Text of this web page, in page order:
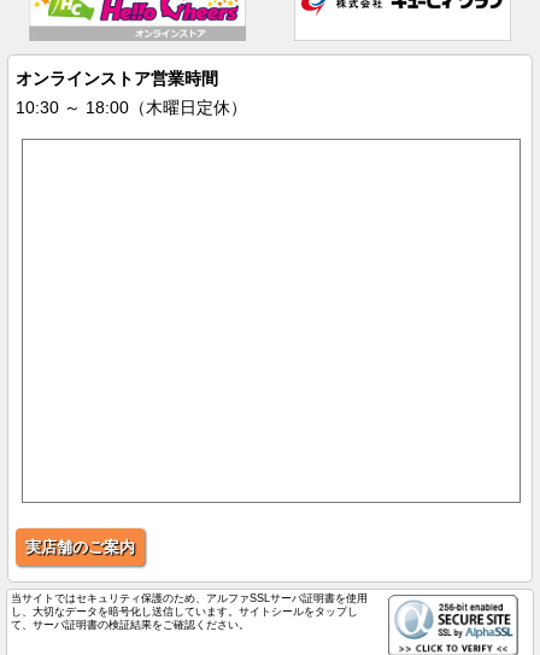
オンラインストア営業時間
10:30 ～ 18:00（木曜日定休）
実店舗のご案内
当サイトではセキュリティ保護のため、アルファSSLサーバ証明書を使用
し、大切なデータを暗号化し送信しています。サイトシールをタップし
て、サーバ証明書の検証結果をご確認ください。